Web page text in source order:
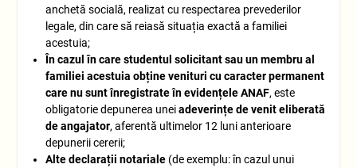
anchetă socială, realizat cu respectarea prevederilor
legale, din care să reiasă situația exactă a familiei
acestuia;
În cazul în care studentul solicitant sau un membru al
familiei acestuia obține venituri cu caracter permanent
care nu sunt înregistrate în evidențele ANAF, este
obligatorie depunerea uneiadeverințe de venit eliberată
de angajator, aferentă ultimelor 12 luni anterioare
depunerii cererii;
Alte declarații notariale (de exemplu: în cazul unui